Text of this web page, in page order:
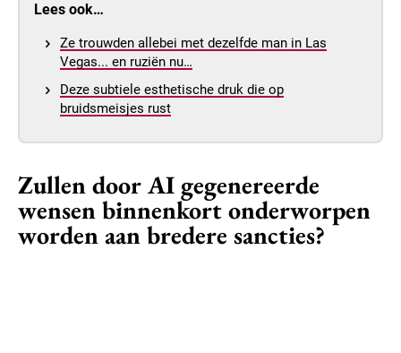
Lees ook…
Ze trouwden allebei met dezelfde man in Las
Vegas... en ruziën nu…
Deze subtiele esthetische druk die op
bruidsmeisjes rust
Zullen door AI gegenereerde
wensen binnenkort onderworpen
worden aan bredere sancties?